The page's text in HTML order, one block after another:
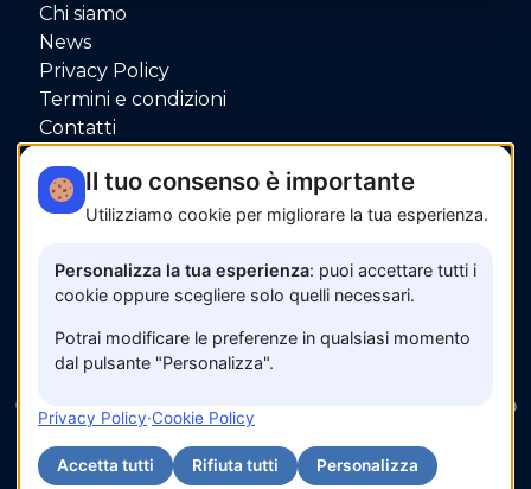
Chi siamo
News
Privacy Policy
Termini e condizioni
Contatti
Pagamenti sicuri con
© 2026 www.amalfisunset.it —
— Facciamo
cose…
Il tuo consenso è importante
Utilizziamo cookie per migliorare la tua esperienza.
Personalizza la tua esperienza: puoi accettare tutti i
cookie oppure scegliere solo quelli necessari.
Potrai modificare le preferenze in qualsiasi momento
dal pulsante "Personalizza".
Privacy Policy·Cookie Policy
Accetta tutti Rifiuta tutti Personalizza